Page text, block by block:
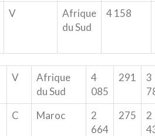
V
Afrique
du Sud
4 158
V
Afrique
du Sud
4
085
291
3
C Maroc
2
664
275
2